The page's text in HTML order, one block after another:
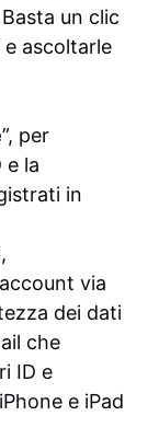
un clic
ascoltarle
”, per
e la
in
via
dei dati
che
ID e
e iPad